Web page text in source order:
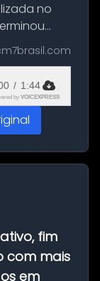
no
115
cidade. O
/ 1:44
by VOICEXPRESS
fim
com mais
em